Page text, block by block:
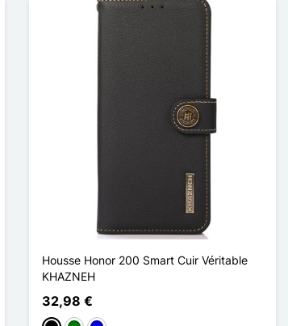
Housse Honor 200 Smart Cuir Véritable
KHAZNEH
32,98 €